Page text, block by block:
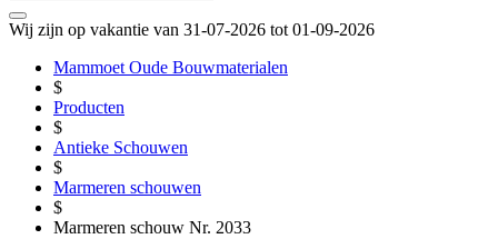
Wij zijn op vakantie van 31-07-2026 tot 01-09-2026
Mammoet Oude Bouwmaterialen
$
Producten
$
Antieke Schouwen
$
Marmeren schouwen
$
Marmeren schouw Nr. 2033